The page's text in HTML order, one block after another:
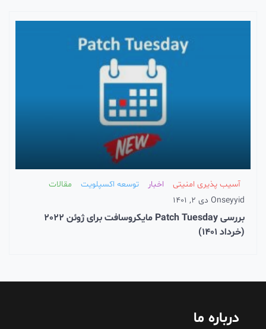
آسیب پذیری امنیتی اخبار توسعه اکسپلویت
مقالات
seyyid
On دی 2, 1401
بررسی Patch Tuesday مایکروسافت برای ژوئن 2022
(خرداد 1401)
درباره ما